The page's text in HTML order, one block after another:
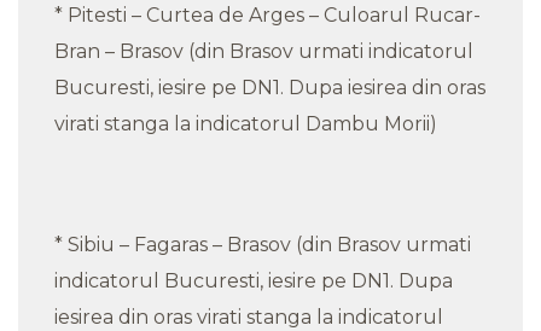
* Pitesti – Curtea de Arges – Culoarul Rucar-
Bran – Brasov (din Brasov urmati indicatorul
Bucuresti, iesire pe DN1. Dupa iesirea din oras
virati stanga la indicatorul Dambu Morii)
* Sibiu – Fagaras – Brasov (din Brasov urmati
indicatorul Bucuresti, iesire pe DN1. Dupa
iesirea din oras virati stanga la indicatorul